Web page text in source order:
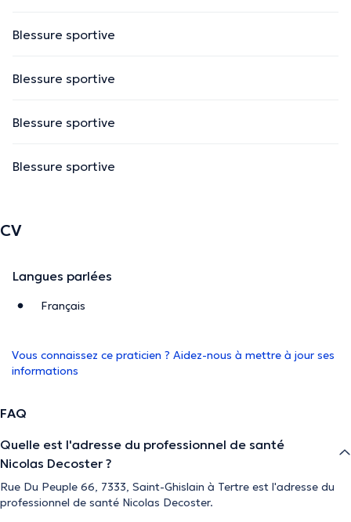
Blessure sportive
Blessure sportive
Blessure sportive
Blessure sportive
CV
Langues parlées
Français
Vous connaissez ce praticien ? Aidez-nous à mettre à jour ses
informations
FAQ
Quelle est l'adresse du professionnel de santé
Nicolas Decoster ?
Rue Du Peuple 66, 7333, Saint-Ghislain à Tertre est l'adresse du
professionnel de santé Nicolas Decoster.